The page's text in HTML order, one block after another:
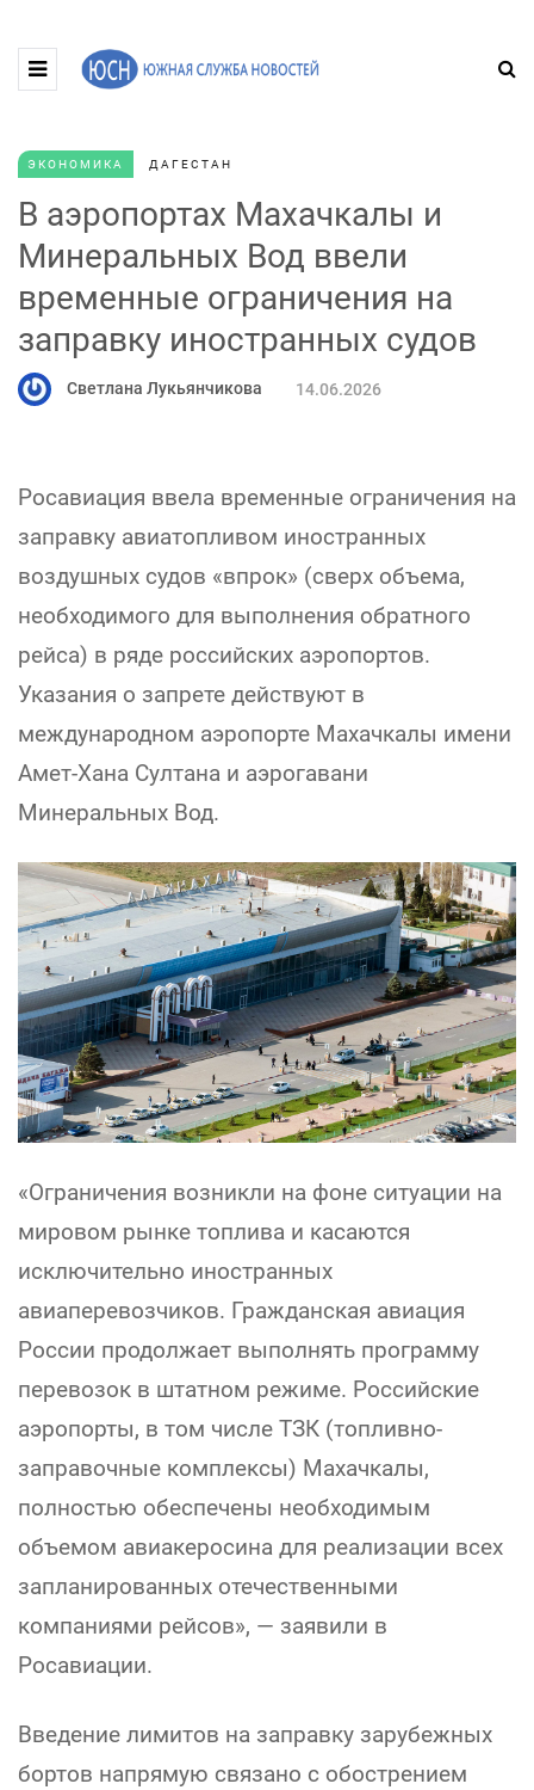
ЭКОНОМИКА ДАГЕСТАН
В аэропортах Махачкалы и
Минеральных Вод ввели
временные ограничения на
заправку иностранных судов
Светлана Лукьянчикова 14.06.2026
Росавиация ввела временные ограничения на
заправку авиатопливом иностранных
воздушных судов «впрок» (сверх объема,
необходимого для выполнения обратного
рейса) в ряде российских аэропортов.
Указания о запрете действуют в
международном аэропорте Махачкалы имени
Амет-Хана Султана и аэрогавани
Минеральных Вод.
«Ограничения возникли на фоне ситуации на
мировом рынке топлива и касаются
исключительно иностранных
авиаперевозчиков. Гражданская авиация
России продолжает выполнять программу
перевозок в штатном режиме. Российские
аэропорты, в том числе ТЗК (топливно-
заправочные комплексы) Махачкалы,
полностью обеспечены необходимым
объемом авиакеросина для реализации всех
запланированных отечественными
компаниями рейсов», — заявили в
Росавиации.
Введение лимитов на заправку зарубежных
бортов напрямую связано с обострением